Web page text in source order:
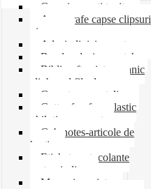
Cosuri suporti tavite
Ace agrafe capse clipsuri
pioneze
Adeziv lipici corectoare
Banda adeziva-scotch
Biblioraft caiet mecanic
clipboard file dosare
Capsatoare metalice
Cutter foarfeca elastic
ghilotina magnet
Cub notes-articole de
hartie
Etichete autocolante
carton indigo
Mape si serviete